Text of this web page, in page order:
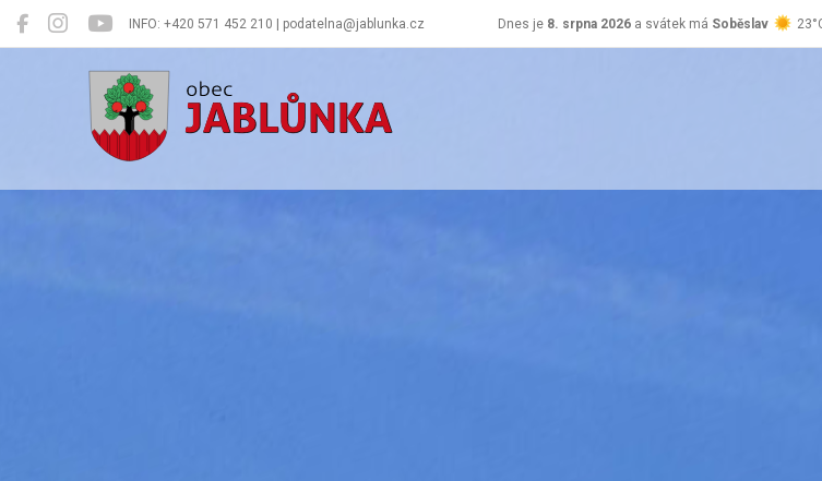
INFO: +420 571 452 210 | podatelna@jablunka.cz Dnes je 8. srpna 2026 a svátek má Soběslav
Jablůnka